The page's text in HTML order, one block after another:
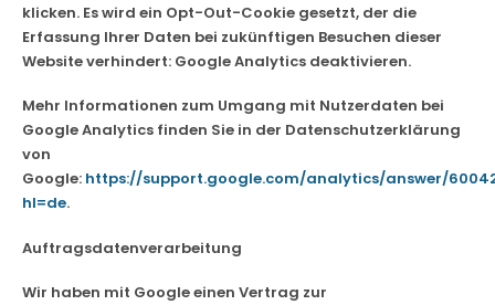
klicken. Es wird ein Opt-Out-Cookie gesetzt, der die
Erfassung Ihrer Daten bei zukünftigen Besuchen dieser
Website verhindert: Google Analytics deaktivieren.
Mehr Informationen zum Umgang mit Nutzerdaten bei
Google Analytics finden Sie in der Datenschutzerklärung
von
Google: https://support.google.com/analytics/answer/
hl=de.
Auftragsdatenverarbeitung
Wir haben mit Google einen Vertrag zur